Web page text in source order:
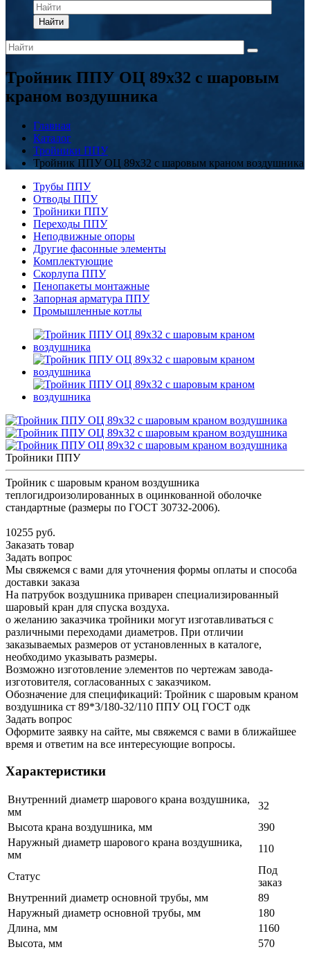
Найти
Тройник ППУ ОЦ 89x32 с шаровым
краном воздушника
Главная
Каталог
Тройники ППУ
Тройник ППУ ОЦ 89x32 с шаровым краном воздушника
Трубы ППУ
Отводы ППУ
Тройники ППУ
Переходы ППУ
Неподвижные опоры
Другие фасонные элементы
Комплектующие
Скорлупа ППУ
Пенопакеты монтажные
Запорная арматура ППУ
Промышленные котлы
Тройники ППУ
Тройник с шаровым краном воздушника
теплогидроизолированных в оцинкованной оболочке
стандартные (размеры по ГОСТ 30732-2006).
10255 руб.
Заказать товар
Задать вопрос
Мы свяжемся с вами для уточнения формы оплаты и способа
доставки заказа
На патрубок воздушника приварен специализированный
шаровый кран для спуска воздуха.
о желанию заказчика тройники могут изготавливаться с
различными переходами диаметров. При отличии
заказываемых размеров от установленных в каталоге,
необходимо указывать размеры.
Возможно изготовление элементов по чертежам завода-
изготовителя, согласованных с заказчиком.
Обозначение для спецификаций: Тройник с шаровым краном
воздушника ст 89*3/180-32/110 ППУ ОЦ ГОСТ одк
Задать вопрос
Оформите заявку на сайте, мы свяжемся с вами в ближайшее
время и ответим на все интересующие вопросы.
Характеристики
Внутренний диаметр шарового крана воздушника,
мм
32
Высота крана воздушника, мм
390
Наружный диаметр шарового крана воздушника,
мм
110
Статус
Под
заказ
Внутренний диаметр основной трубы, мм
89
Наружный диаметр основной трубы, мм
180
Длина, мм
1160
Высота, мм
570